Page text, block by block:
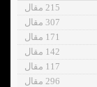
215 مقال
307 مقال
171 مقال
142 مقال
117 مقال
296 مقال